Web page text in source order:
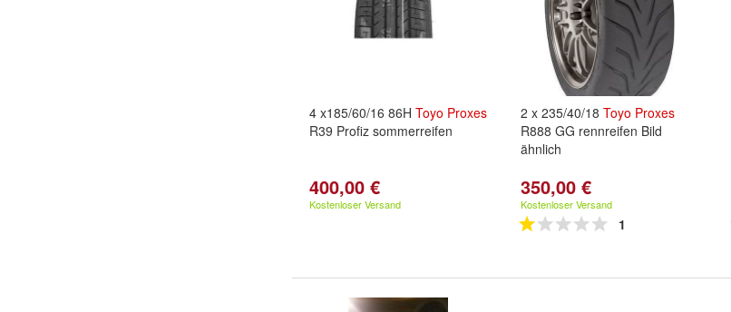
4 x185/60/16 86H Toyo Proxes
R39 Profiz sommerreifen
400,00 €
Kostenloser Versand
2 x 235/40/18 Toyo Proxes
R888 GG rennreifen Bild
ähnlich
350,00 €
Kostenloser Versand
1